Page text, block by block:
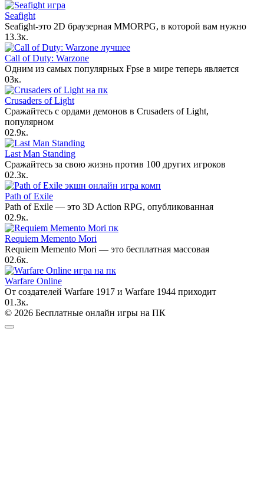
Seafight
Seafight-это 2D браузерная MMORPG, в которой вам нужно
13.3к.
Call of Duty: Warzone
Одним из самых популярных Fpse в мире теперь является
03к.
Crusaders of Light
Сражайтесь с ордами демонов в Crusaders of Light,
популярном
02.9к.
Last Man Standing
Сражайтесь за свою жизнь против 100 других игроков
02.3к.
Path of Exile
Path of Exile — это 3D Action RPG, опубликованная
02.9к.
Requiem Memento Mori
Requiem Memento Mori — это бесплатная массовая
02.6к.
Warfare Online
От создателей Warfare 1917 и Warfare 1944 приходит
01.3к.
© 2026 Бесплатные онлайн игры на ПК